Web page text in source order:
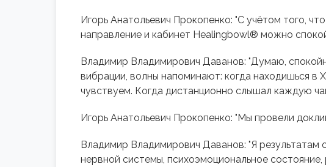
Игорь Анатольевич Прокопенко: "С учётом того,
направление и кабинет Healingbowl® можно
Владимир Владимирович Даванов: "Думаю,
вибрации, волны напоминают: когда находишься в
чувствуем. Когда дистанционно слышал каждую
Игорь Анатольевич Прокопенко: "Мы провели
Владимир Владимирович Даванов: "Я
нервной системы, психоэмоциональное